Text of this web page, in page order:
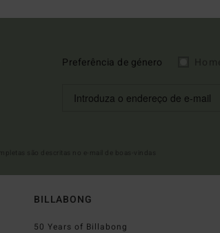
Preferência de género
BILLABONG
50 Years of Billabong